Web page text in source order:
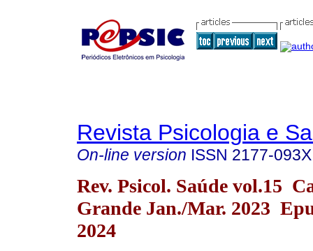
Revista Psicologia e
On-line version ISSN 2177-093X
Rev. Psicol. Saúde vol.15
Grande Jan./Mar. 2023
2024